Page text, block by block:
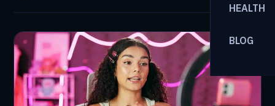
HEALTH
BLOG